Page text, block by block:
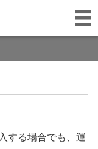
する場合でも、運